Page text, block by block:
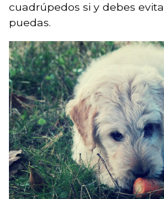
cuadrúpedos si y debes
puedas.